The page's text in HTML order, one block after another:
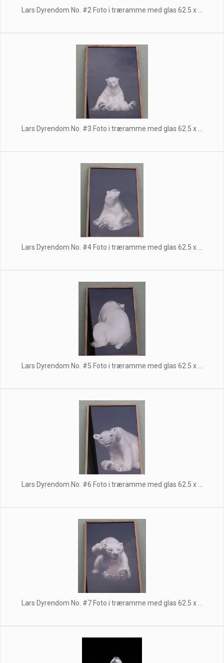
Lars Dyrendom No. #2 Foto i træramme med glas 62.5 x ...
Lars Dyrendom No. #3 Foto i træramme med glas 62.5 x ...
Lars Dyrendom No. #4 Foto i træramme med glas 62.5 x ...
Lars Dyrendom No. #5 Foto i træramme med glas 62.5 x ...
Lars Dyrendom No. #6 Foto i træramme med glas 62.5 x ...
Lars Dyrendom No. #7 Foto i træramme med glas 62.5 x ...